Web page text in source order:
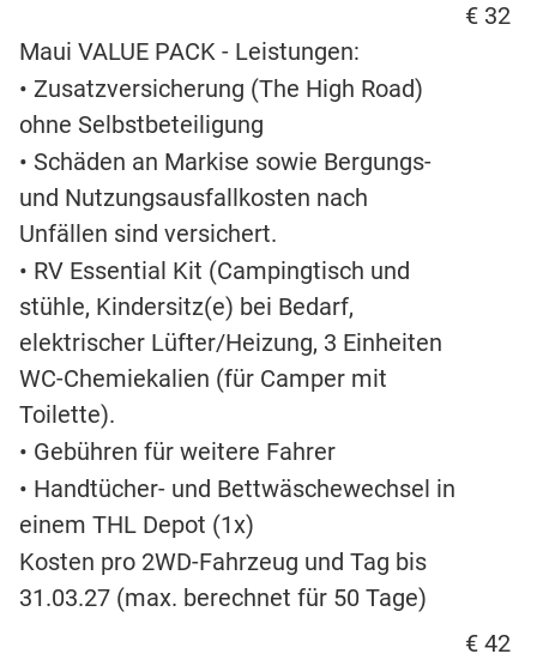
€ 32
Maui VALUE PACK - Leistungen:
• Zusatzversicherung (The High Road)
ohne Selbstbeteiligung
• Schäden an Markise sowie Bergungs-
und Nutzungsausfallkosten nach
Unfällen sind versichert.
• RV Essential Kit (Campingtisch und
stühle, Kindersitz(e) bei Bedarf,
elektrischer Lüfter/Heizung, 3 Einheiten
WC-Chemiekalien (für Camper mit
Toilette).
• Gebühren für weitere Fahrer
• Handtücher- und Bettwäschewechsel in
einem THL Depot (1x)
Kosten pro 2WD-Fahrzeug und Tag bis
31.03.27 (max. berechnet für 50 Tage)
€ 42